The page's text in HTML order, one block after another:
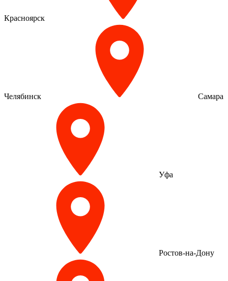
Красноярск
Челябинск Самара
Уфа
Ростов-на-Дону